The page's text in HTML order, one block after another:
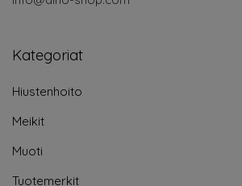
Kategoriat
Hiustenhoito
Meikit
Muoti
Tuotemerkit